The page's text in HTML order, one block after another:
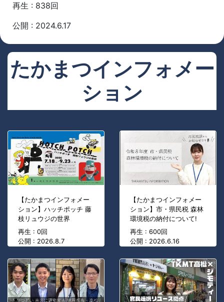
再生 : 838回
公開 : 2024.6.17
たかまつインフォメー
ション
【たかまつインフォメー
ション】ハッチポッチ 藤
枝リュウジの世界
再生 : 0回
公開 : 2026.8.7
【たかまつインフォメー
ション】市・県民税 森林
環境税の納付について!
再生 : 600回
公開 : 2026.6.16